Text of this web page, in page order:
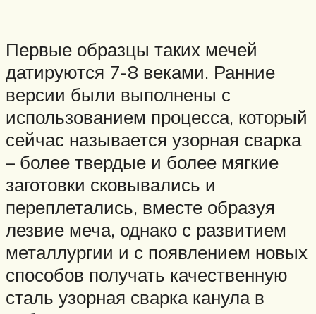
Первые образцы таких мечей
датируются 7-8 веками. Ранние
версии были выполнены с
использованием процесса, который
сейчас называется узорная сварка
– более твердые и более мягкие
заготовки сковывались и
переплетались, вместе образуя
лезвие меча, однако с развитием
металлургии и с появлением новых
способов получать качественную
сталь узорная сварка канула в